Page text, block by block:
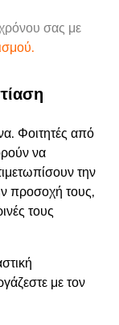
χρόνου σας με
Φοιτητές από
να
την
προσοχή τους,
τους
με τον